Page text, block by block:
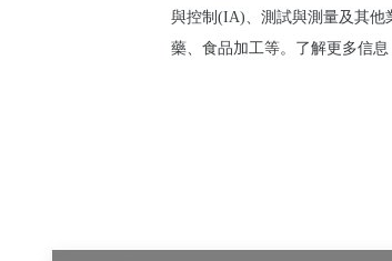
與控制(IA)、測試與測量及其他
藥、食品加工等。了解更多信息